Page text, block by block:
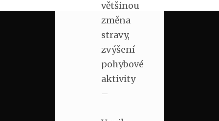
většinou
změna
stravy,
zvýšení
pohybové
aktivity
–